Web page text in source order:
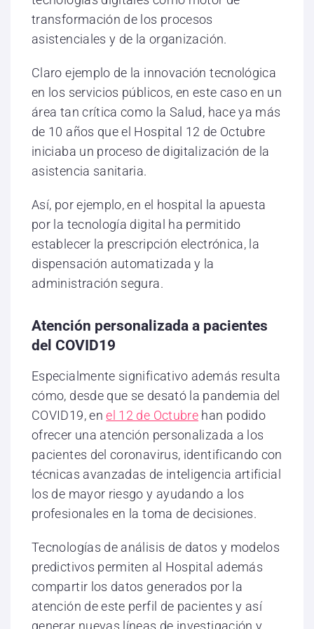
transformación de los procesos
asistenciales y de la organización.
Claro ejemplo de la innovación tecnológica
en los servicios públicos, en este caso en un
área tan crítica como la Salud, hace ya más
de 10 años que el Hospital 12 de Octubre
iniciaba un proceso de digitalización de la
asistencia sanitaria.
Así, por ejemplo, en el hospital la apuesta
por la tecnología digital ha permitido
establecer la prescripción electrónica, la
dispensación automatizada y la
administración segura.
Atención personalizada a pacientes
del COVID19
Especialmente significativo además resulta
cómo, desde que se desató la pandemia del
COVID19, enel 12 de Octubre han podido
ofrecer una atención personalizada a los
pacientes del coronavirus, identificando con
técnicas avanzadas de inteligencia artificial
los de mayor riesgo y ayudando a los
profesionales en la toma de decisiones.
Tecnologías de análisis de datos y modelos
predictivos permiten al Hospital además
compartir los datos generados por la
atención de este perfil de pacientes y así
generar nuevas líneas de investigación y